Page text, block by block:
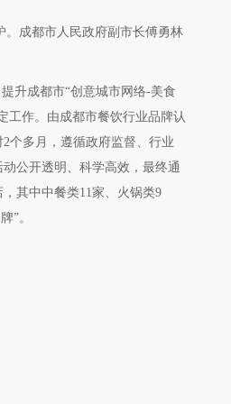
。成都市人民政府副市长傅勇林
升成都市“创意城市网络-美食
工作。由成都市餐饮行业品牌认
个多月，遵循政府监督、行业
公开透明、科学高效，最终通
其中中餐类11家、火锅类9
”。